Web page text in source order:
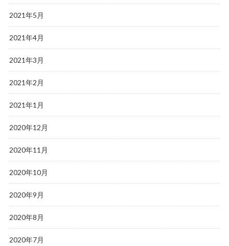
2021年5月
2021年4月
2021年3月
2021年2月
2021年1月
2020年12月
2020年11月
2020年10月
2020年9月
2020年8月
2020年7月